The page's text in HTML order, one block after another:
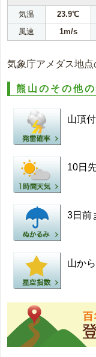
気温 23.9℃
風速
1m/s
気象庁アメダス地
熊山のその他
山頂
10日
3日前
山か